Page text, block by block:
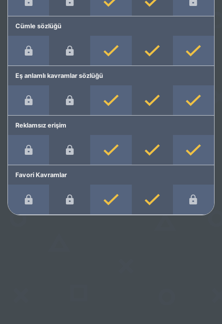
Cümle sözlüğü
Eş anlamlı kavramlar sözlüğü
Reklamsız erişim
Favori Kavramlar